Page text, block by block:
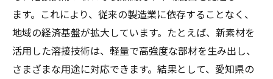
ます。これにより、従来の製造業に依存することなく、
地域の経済基盤が拡大しています。たとえば、新素材を
活用した溶接技術は、軽量で高強度な部材を生み出し、
さまざまな用途に対応できます。結果として、愛知県の